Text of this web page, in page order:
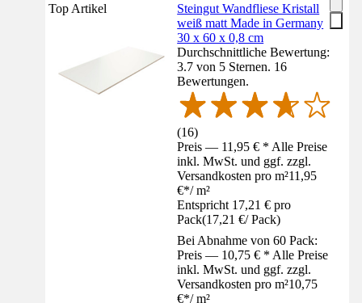
Top Artikel
Steingut Wandfliese Kristall
weiß matt Made in Germany
30 x 60 x 0,8 cm
Durchschnittliche Bewertung:
3.7 von 5 Sternen. 16
Bewertungen.
(16)
Preis — 11,95 € * Alle Preise
inkl. MwSt. und ggf. zzgl.
Versandkosten pro m²11,95
€*/ m²
Entspricht 17,21 € pro
Pack(17,21 €/ Pack)
Bei Abnahme von 60 Pack:
Preis — 10,75 € * Alle Preise
inkl. MwSt. und ggf. zzgl.
Versandkosten pro m²10,75
€*/ m²